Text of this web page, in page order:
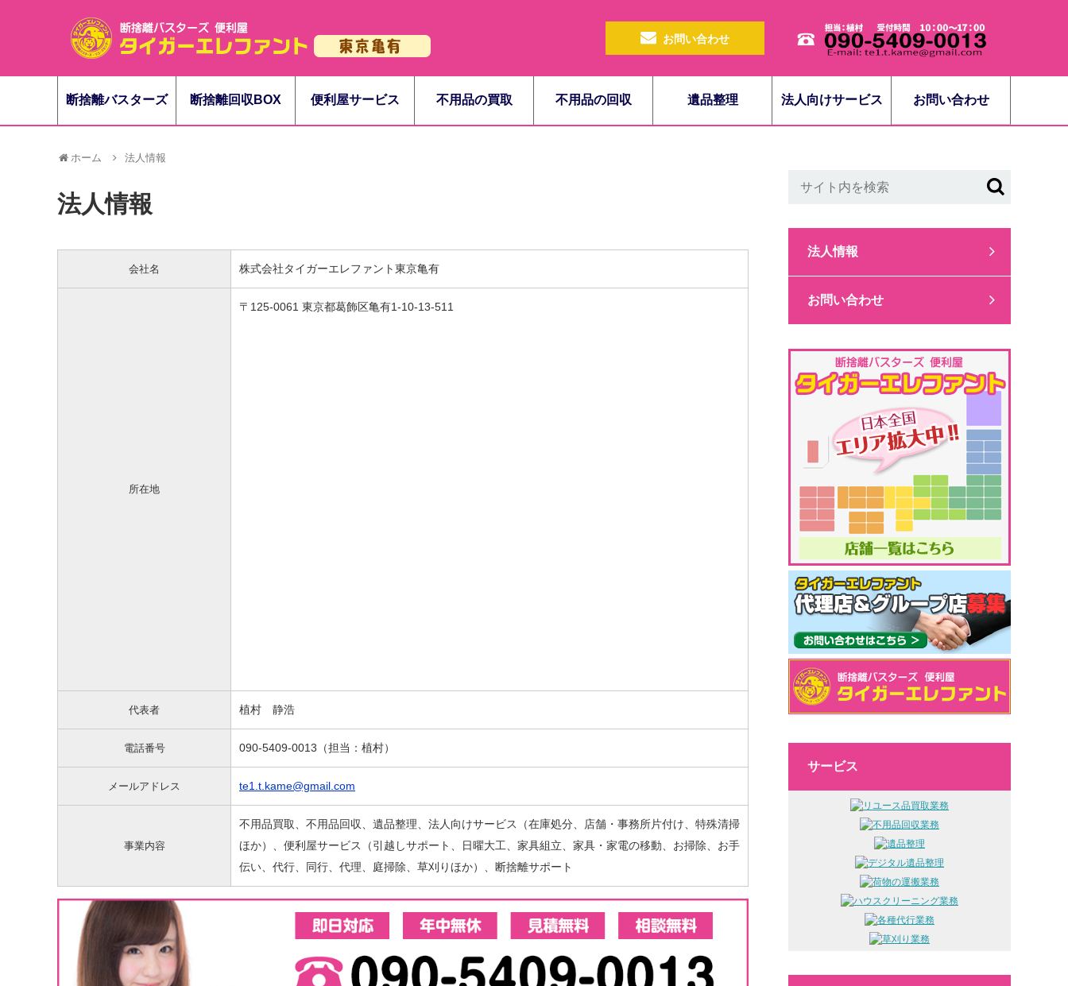
お問い合わせ
断捨離バスターズ 断捨離回収BOX 便利屋サービス 不用品の買取 不用品の回収 遺品整理 法人向けサービス お問い合わせ
ホーム 法人情報
法人情報
会社名 株式会社タイガーエレファント東京亀有
所在地
〒125-0061 東京都葛飾区亀有1-10-13-511
代表者 植村 静浩
電話番号 090-5409-0013（担当：植村）
メールアドレス te1.t.kame@gmail.com
事業内容
不用品買取、不用品回収、遺品整理、法人向けサービス（在庫処分、店舗・事務所片付け、特殊清掃
ほか）、便利屋サービス（引越しサポート、日曜大工、家具組立、家具・家電の移動、お掃除、お手
伝い、代行、同行、代理、庭掃除、草刈りほか）、断捨離サポート
法人情報
お問い合わせ
サービス